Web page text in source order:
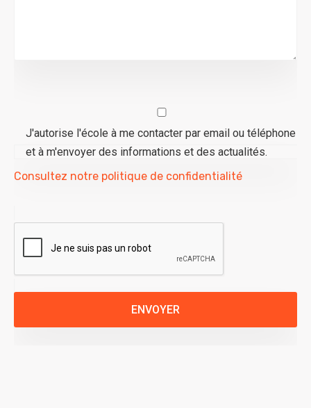
J'autorise l'école à me contacter par email ou téléphone
et à m'envoyer des informations et des actualités.
Consultez notre politique de confidentialité